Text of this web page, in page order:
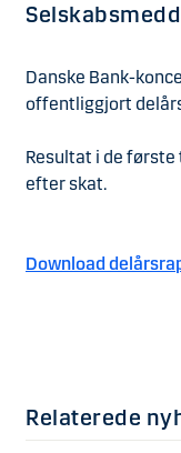
Danske Bank-
offentliggjort
Resultat i de
efter skat.
Download
Relaterede